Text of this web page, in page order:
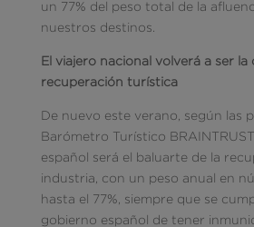
un 77% del peso total de la
nuestros destinos.
El viajero nacional volverá a ser la
recuperación turística
De nuevo este verano, según las
Barómetro Turístico
español será el baluarte de la
industria, con un peso anual en
hasta el 77%, siempre que se
gobierno español de tener